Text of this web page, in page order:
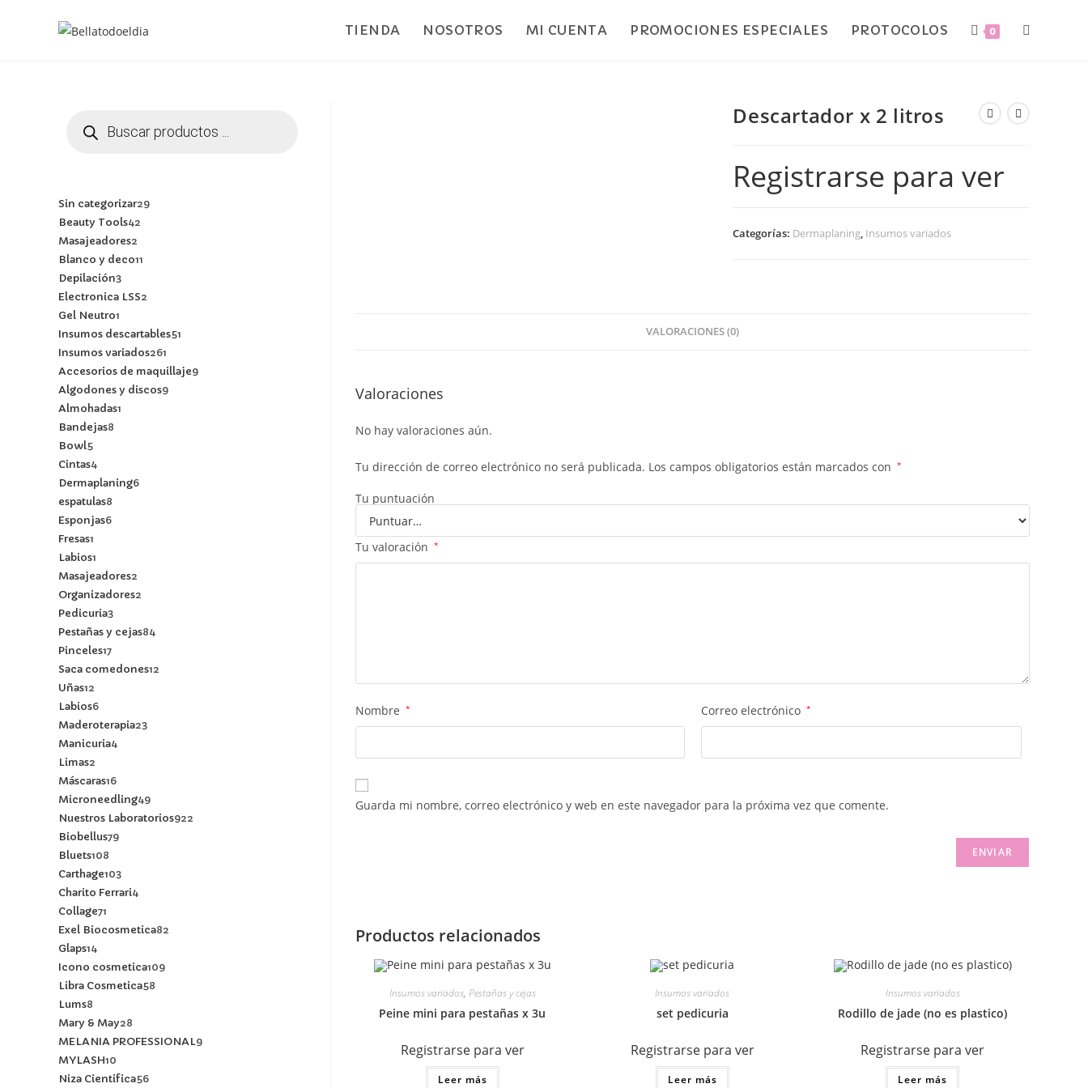
TIENDA NOSOTROS MI CUENTA PROMOCIONES ESPECIALES PROTOCOLOS 0
Descartador x 2 litros
Registrarse para ver
Categorías: Dermaplaning, Insumos variados
VALORACIONES (0)
Valoraciones
No hay valoraciones aún.
Tu dirección de correo electrónico no será publicada. Los campos obligatorios están marcados con *
Tu puntuación
Tu valoración *
Nombre * Correo electrónico *
Guarda mi nombre, correo electrónico y web en este navegador para la próxima vez que comente.
Productos relacionados
Insumos variados, Pestañas y cejas
Peine mini para pestañas x 3u
Registrarse para ver
Leer más
Insumos variados
set pedicuria
Registrarse para ver
Leer más
Insumos variados
Rodillo de jade (no es plastico)
Registrarse para ver
Leer más
Sin categorizar29
Beauty Tools42
Masajeadores2
Blanco y deco11
Depilación3
Electronica LSS2
Gel Neutro1
Insumos descartables51
Insumos variados261
Accesorios de maquillaje9
Algodones y discos9
Almohadas1
Bandejas8
Bowl5
Cintas4
Dermaplaning6
espatulas8
Esponjas6
Fresas1
Labios1
Masajeadores2
Organizadores2
Pedicuria3
Pestañas y cejas84
Pinceles17
Saca comedones12
Uñas12
Labios6
Maderoterapia23
Manicuria4
Limas2
Máscaras16
Microneedling49
Nuestros Laboratorios922
Biobellus79
Bluets108
Carthage103
Charito Ferrari4
Collage71
Exel Biocosmetica82
Glaps14
Icono cosmetica109
Libra Cosmetica58
Lums8
Mary & May28
MELANIA PROFESSIONAL9
MYLASH10
Niza Cientifica56